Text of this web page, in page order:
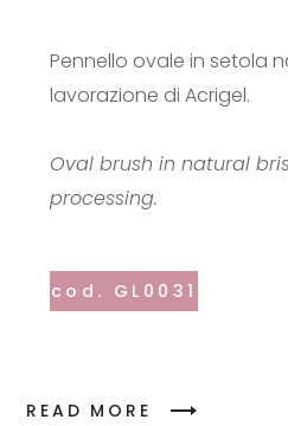
Pennello ovale in setola
lavorazione di Acrigel.
Oval brush in natural
processing.
cod. GL0031
READ MORE